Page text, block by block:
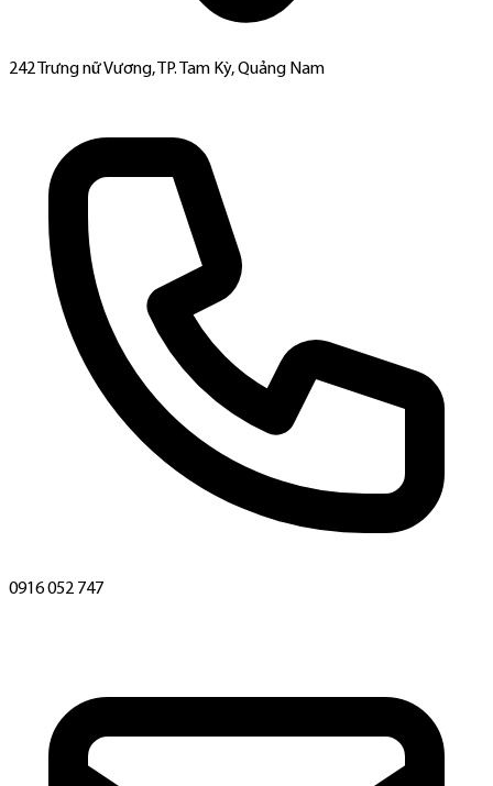
242 Trưng nữ Vương, TP. Tam Kỳ, Quảng Nam
0916 052 747